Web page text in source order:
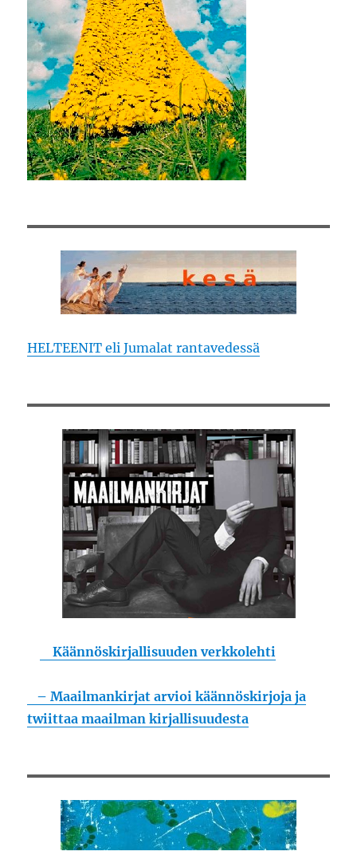
HELTEENIT eli Jumalat rantavedessä
Käännöskirjallisuuden verkkolehti
– Maailmankirjat arvioi käännöskirjoja ja
twiittaa maailman kirjallisuudesta